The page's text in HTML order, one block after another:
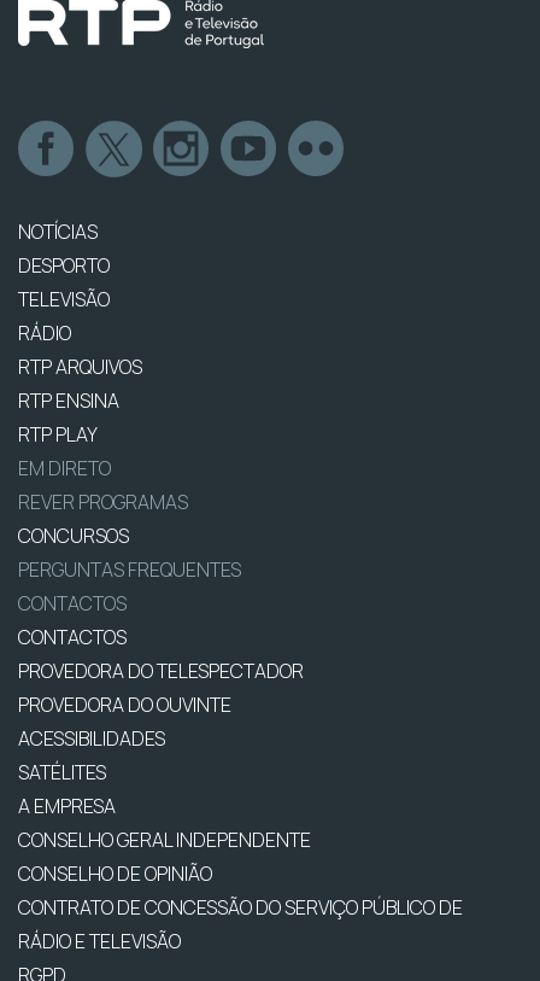
NOTÍCIAS
DESPORTO
TELEVISÃO
RÁDIO
RTP ARQUIVOS
RTP ENSINA
RTP PLAY
EM DIRETO
REVER PROGRAMAS
CONCURSOS
PERGUNTAS FREQUENTES
CONTACTOS
CONTACTOS
PROVEDORA DO TELESPECTADOR
PROVEDORA DO OUVINTE
ACESSIBILIDADES
SATÉLITES
A EMPRESA
CONSELHO GERAL INDEPENDENTE
CONSELHO DE OPINIÃO
CONTRATO DE CONCESSÃO DO SERVIÇO PÚBLICO DE
RÁDIO E TELEVISÃO
RGPD